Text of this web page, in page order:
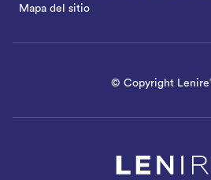
Mapa del sitio
© Copyright Lenire®